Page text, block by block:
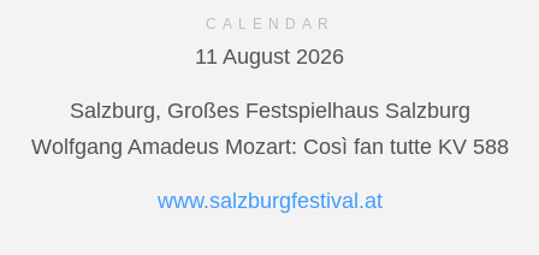
CALENDAR
11 August 2026
Salzburg, Großes Festspielhaus Salzburg
Wolfgang Amadeus Mozart: Così fan tutte KV 588
www.salzburgfestival.at